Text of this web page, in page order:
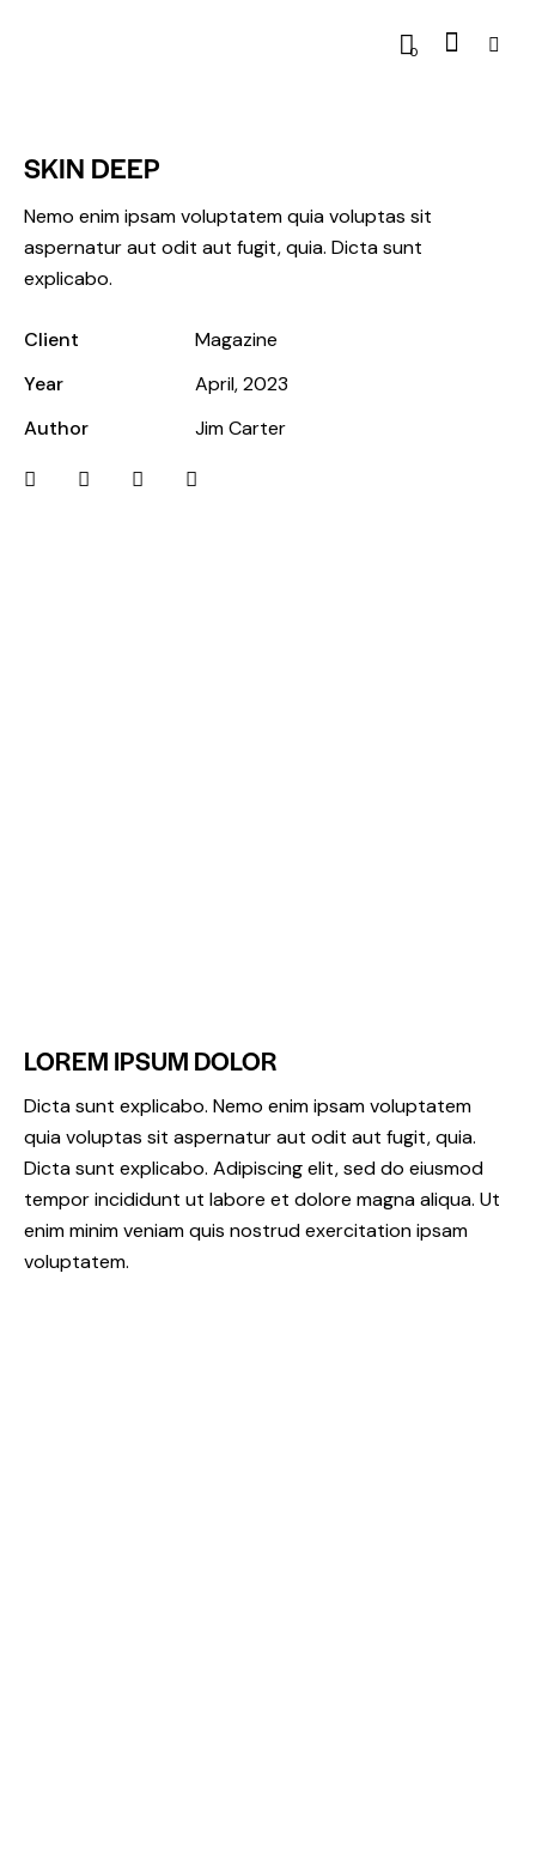
0
SKIN DEEP
Nemo enim ipsam voluptatem quia voluptas sit
aspernatur aut odit aut fugit, quia. Dicta sunt
explicabo.
Client
Magazine
Year
April, 2023
Author
Jim Carter
LOREM IPSUM DOLOR
Dicta sunt explicabo. Nemo enim ipsam voluptatem
quia voluptas sit aspernatur aut odit aut fugit, quia.
Dicta sunt explicabo. Adipiscing elit, sed do eiusmod
tempor incididunt ut labore et dolore magna aliqua. Ut
enim minim veniam quis nostrud exercitation ipsam
voluptatem.